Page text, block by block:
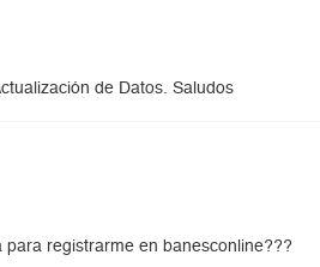
de Datos. Saludos
registrarme en banesconline???